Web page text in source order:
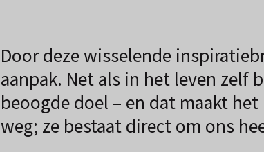
Door deze wisselende
aanpak. Net als in het leven zelf
beoogde doel – en dat maakt
weg; ze bestaat direct om ons